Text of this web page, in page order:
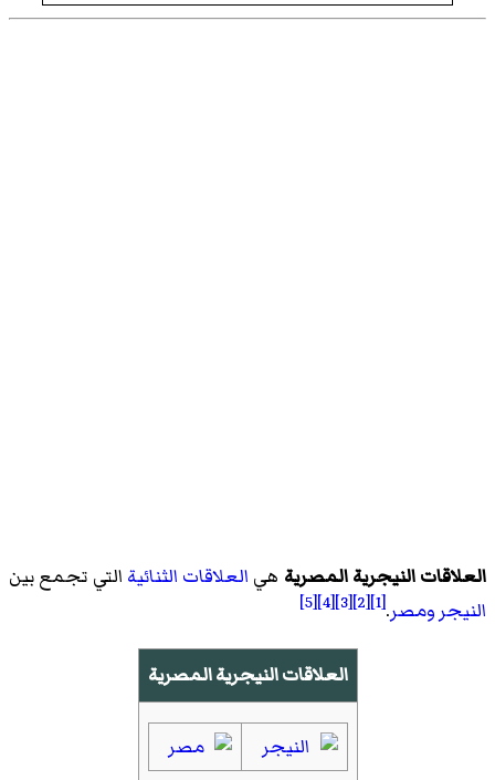
العلاقات النيجرية المصرية هي العلاقات الثنائية التي تجمع بين
النيجر ومصر.
[1]
[2]
[3]
[4]
[5]
العلاقات النيجرية المصرية